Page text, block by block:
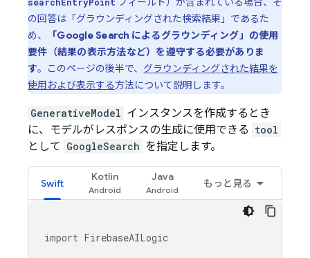
の回答は「グラウンディングされた検索結果」であるた
め、
「Google Search によるグラウンディング」の使用
要件（結果の表示方法など）を遵守する必要がありま
す。このページの後半で、 グラウンディングされた結果を
使用および表示する方法について説明します。
GenerativeModel インスタンスを作成するとき
に、モデルがレスポンスの生成に使用できる tool
として GoogleSearch を指定します。
Swift
Kotlin Java
もっと見る
import FirebaseAILogic